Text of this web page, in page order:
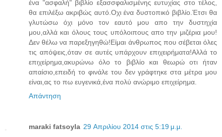
ένα "ασφαλή" βιβλίο εξασσφαλισμένης ευτυχίας στο τέλος,
θα επιλέξω ακριβώς αυτό.Οχι ένα δυστοπικό βιβλίο.Έτσι θα
γλυτώσω όχι μόνο τον εαυτό μου απο την δυστηχία
μου,αλλά και όλους τους υπόλοιπους απο την μιζέρια μου!
Δεν θέλω να παρεξηγηθώ!Είμαι άνθρωπος που σέβεται όλες
τις απόψεις,όταν σε αυτές υπάρχουν επιχειρήματα!Αλλά το
επιχείρημα,ακυρώνω όλο το βιβλίο και θεωρώ οτι ήταν
απαίσιο,επειδή το φινάλε του δεν γράφτηκε στα μέτρα μου
είναι,ας το πω ευγενικά,ένα πολύ ανώριμο επιχείρημα.
Απάντηση
maraki fatsoyla 29 Απριλίου 2014 στις 5:19 μ.μ.